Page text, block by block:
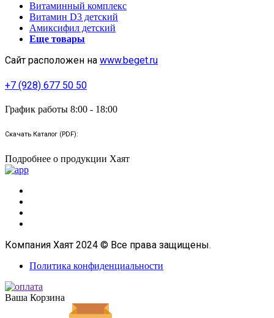
Витаминный комплекс
Витамин D3 детский
Амиксифил детский
Еще товары
Сайт расположен на www.beget.ru
+7 (928) 677 50 50
График работы 8:00 - 18:00
Скачать Каталог (PDF):
Подробнее о продукции Хаят
Компания Хаят 2024 © Все права защищены.
Политика конфиденциальности
Ваша Корзина